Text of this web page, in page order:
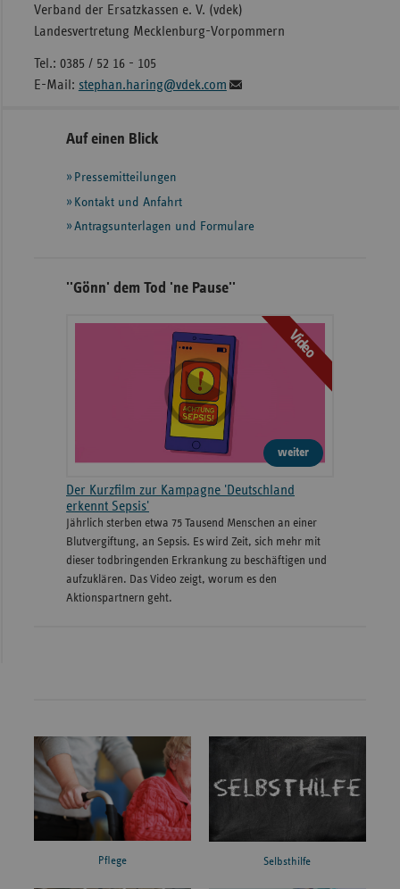
Verband der Ersatzkassen e. V. (vdek)
Landesvertretung Mecklenburg-Vorpommern
Tel.: 0385 / 52 16 - 105
E-Mail: stephan.haring@vdek.com
Seitennavigation
Seitenleiste
weiteren
Informationen
Auf einen Blick
Pressemitteilungen
Kontakt und Anfahrt
Antragsunterlagen und Formulare
''Gönn' dem Tod 'ne Pause''
Video
weiter
Der Kurzfilm zur Kampagne 'Deutschland
erkennt Sepsis'
Jährlich sterben etwa 75 Tausend Menschen an einer
Blutvergiftung, an Sepsis. Es wird Zeit, sich mehr mit
dieser todbringenden Erkrankung zu beschäftigen und
aufzuklären. Das Video zeigt, worum es den
Aktionspartnern geht.
Pflege Selbsthilfe